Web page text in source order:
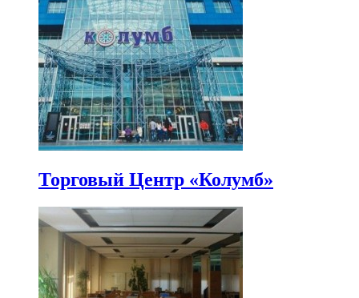
Торговый Центр «Колумб»